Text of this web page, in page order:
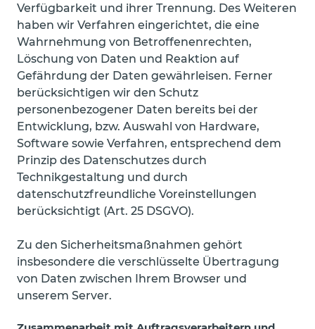
Verfügbarkeit und ihrer Trennung. Des Weiteren
haben wir Verfahren eingerichtet, die eine
Wahrnehmung von Betroffenenrechten,
Löschung von Daten und Reaktion auf
Gefährdung der Daten gewährleisen. Ferner
berücksichtigen wir den Schutz
personenbezogener Daten bereits bei der
Entwicklung, bzw. Auswahl von Hardware,
Software sowie Verfahren, entsprechend dem
Prinzip des Datenschutzes durch
Technikgestaltung und durch
datenschutzfreundliche Voreinstellungen
berücksichtigt (Art. 25 DSGVO).
Zu den Sicherheitsmaßnahmen gehört
insbesondere die verschlüsselte Übertragung
von Daten zwischen Ihrem Browser und
unserem Server.